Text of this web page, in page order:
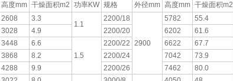
高度mm 干燥面积m2 功率KW 规格 外径mm 高度mm 干燥面积m2
2608 3.3
1.1
2200/18
2900
5782 55.4
3028 4.9 2200/20 6202
61.6
3448
6.6
1.5
2200/22 6622
67.7
3868 8.2 2200/24 7042
73.9
4288 9.9 2200/26 7462
80.0